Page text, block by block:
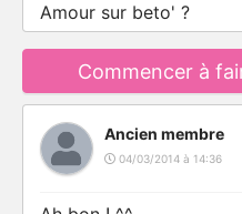
Amour sur beto' ?
Commencer à
Ancien membre
04/03/2014 à 14:36